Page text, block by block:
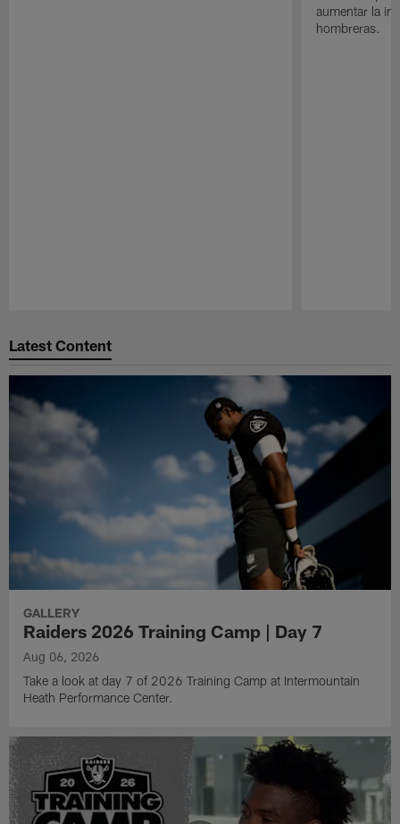
aumentar la
hombreras.
Latest Content
GALLERY
Raiders 2026 Training Camp | Day 7
Aug 06, 2026
Take a look at day 7 of 2026 Training Camp at Intermountain
Heath Performance Center.